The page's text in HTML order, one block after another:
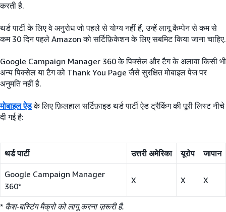
करती है.
थर्ड पार्टी के लिए वे अनुरोध जो पहले से योग्य नहीं हैं, उन्हें लागू कैम्पेन से कम से
कम 30 दिन पहले Amazon को सर्टिफ़िकेशन के लिए सबमिट किया जाना चाहिए.
Google Campaign Manager 360 के पिक्सेल और टैग के अलावा किसी भी
अन्य पिक्सेल या टैग को Thank You Page जैसे सुरक्षित मोबाइल पेज पर
अनुमति नहीं है.
मोबाइल ऐडके लिए फ़िलहाल सर्टिफ़ाइड थर्ड पार्टी ऐड ट्रैकिंग की पूरी लिस्ट नीचे
दी गई है:
थर्ड पार्टी उत्तरी अमेरिका यूरोप जापान
Google Campaign Manager
360*
X X X
* कैश-बस्टिंग मैक्रो को लागू करना ज़रूरी है.